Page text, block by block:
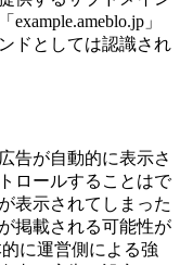
」
ドとしては認識され
告が自動的に表示さ
ロールすることはで
表示されてしまった
掲載される可能性が
に運営側による強